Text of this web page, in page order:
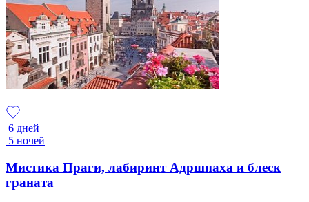
6 дней
5 ночей
Мистика Праги, лабиринт Адршпаха и блеск
граната